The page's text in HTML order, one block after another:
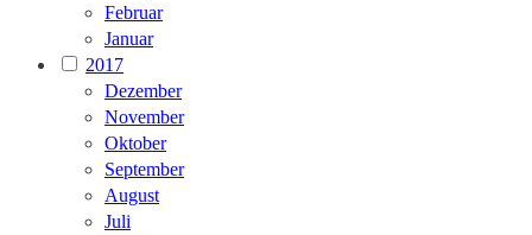
Februar
Januar
2017
Dezember
November
Oktober
September
August
Juli